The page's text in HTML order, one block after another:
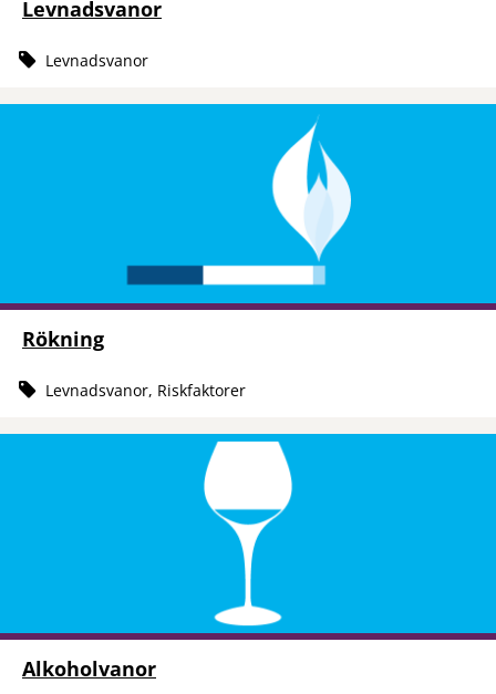
Levnadsvanor
Levnadsvanor
Rökning
Levnadsvanor, Riskfaktorer
Alkoholvanor